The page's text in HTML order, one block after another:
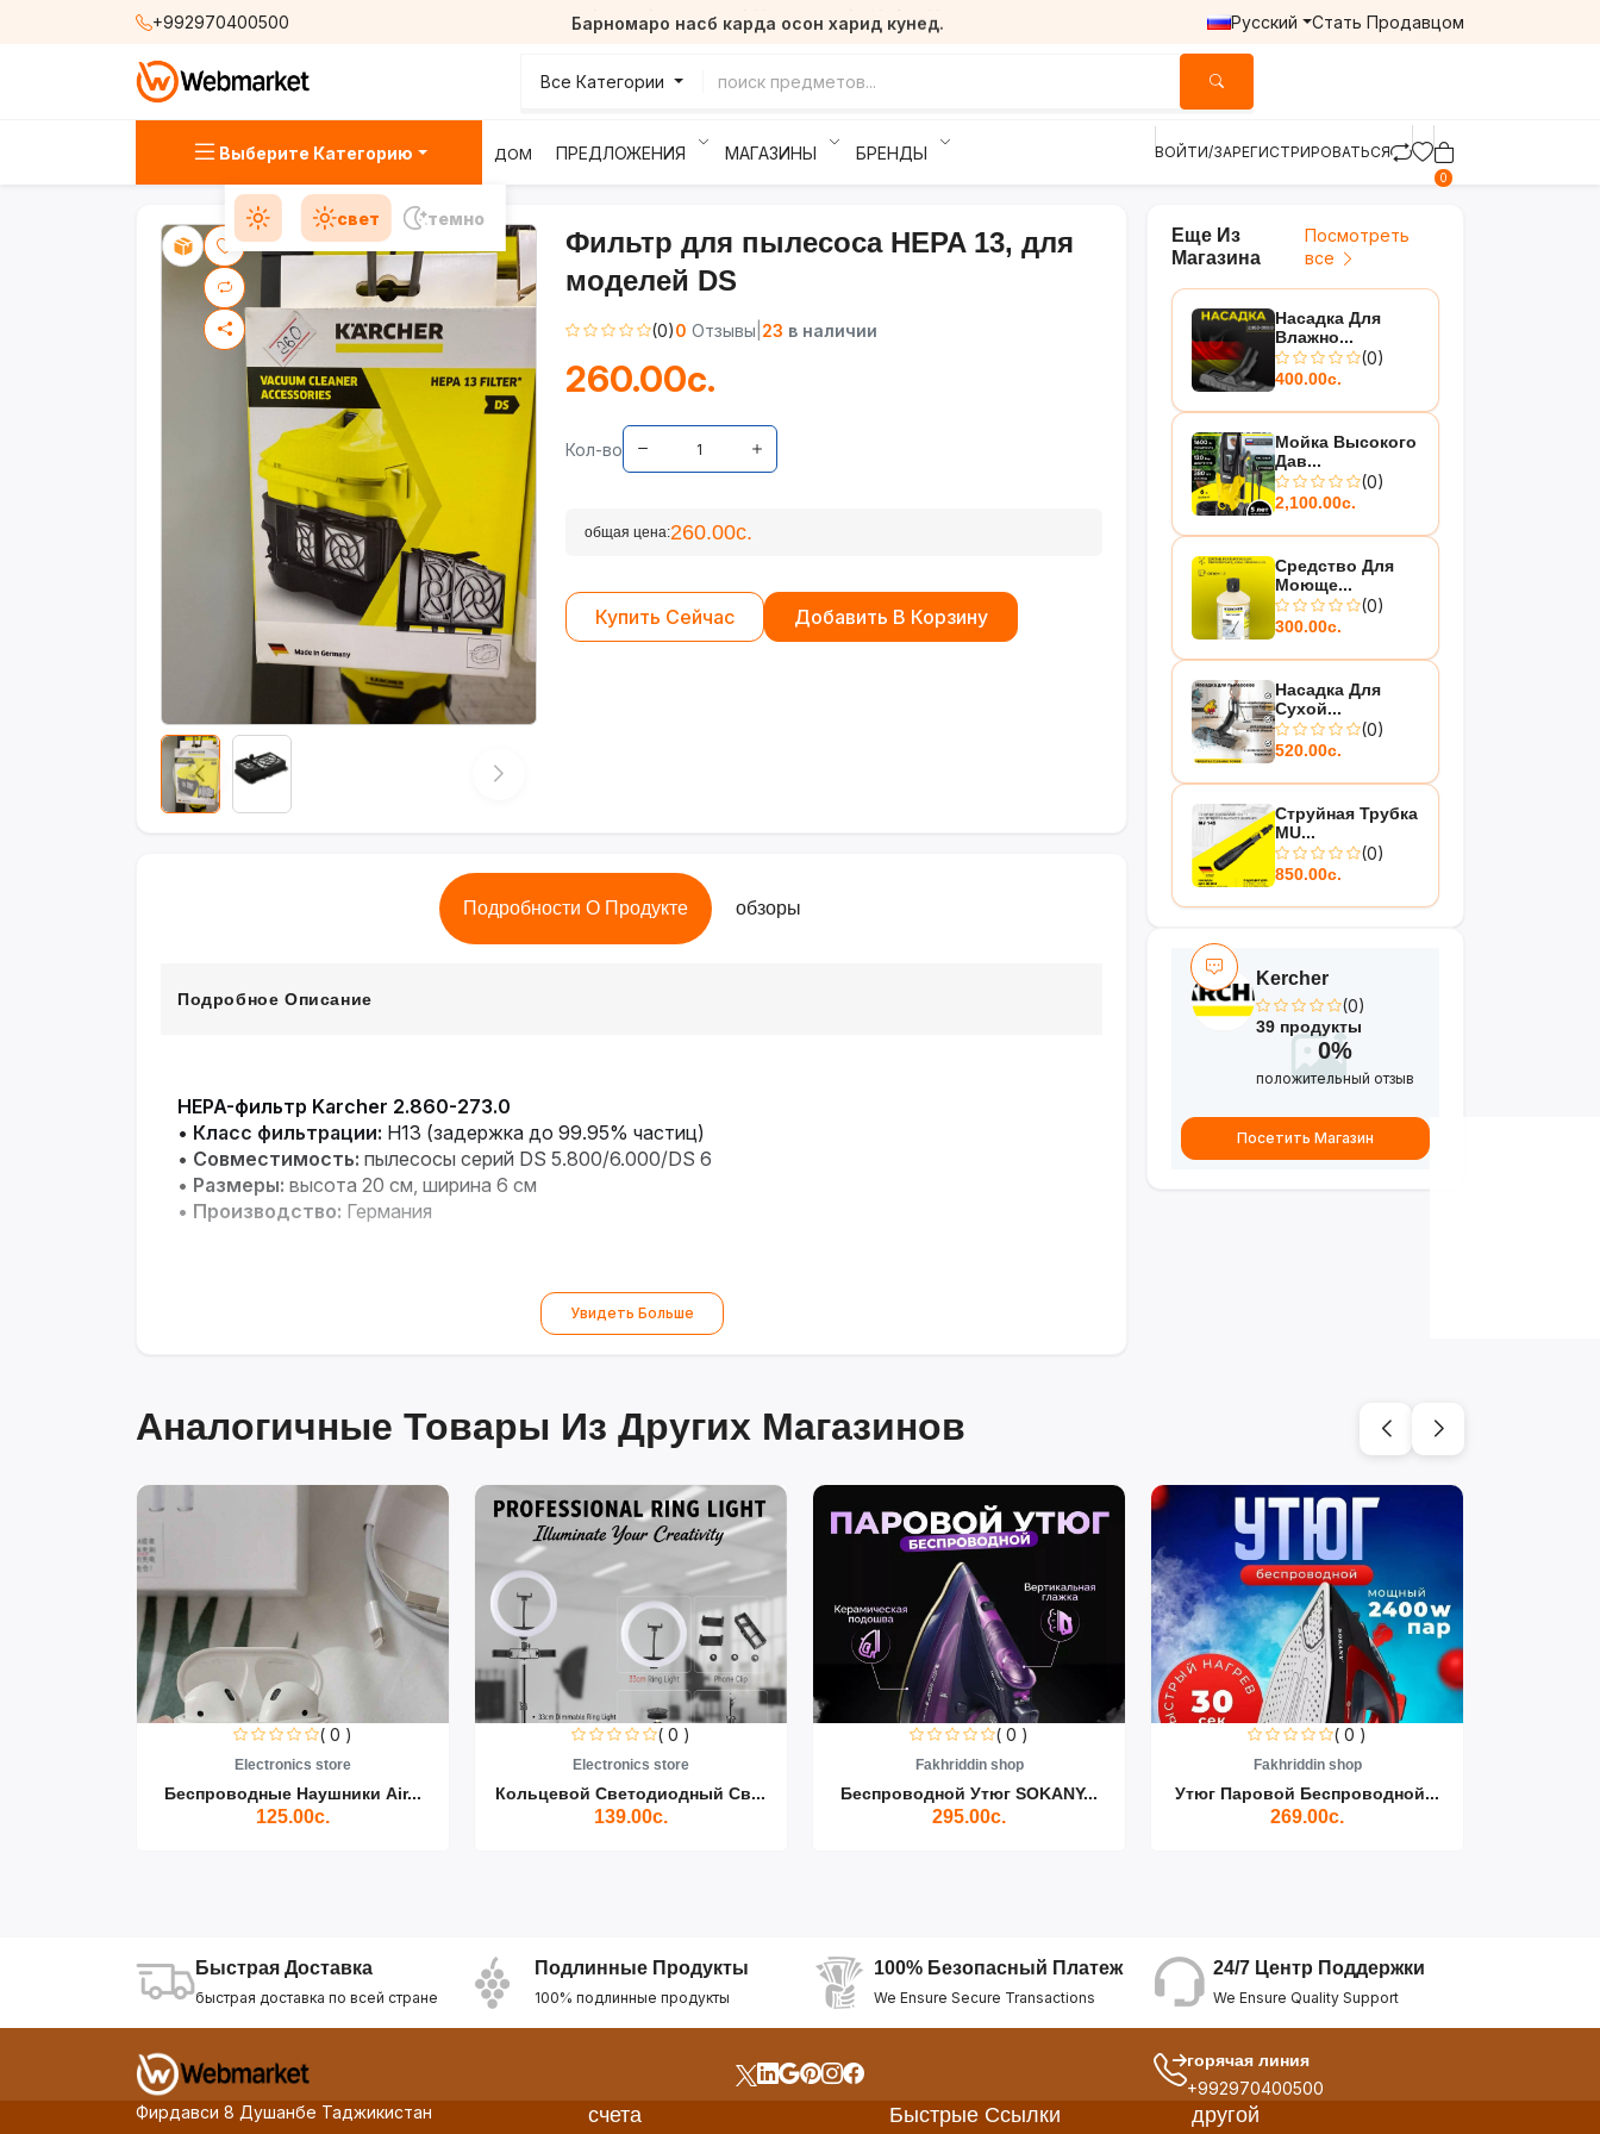
+992970400500 Барномаро насб карда осон харид кунед. Русский Стать Продавцом
Все Категории
Выберите Категорию ДОМ ПРЕДЛОЖЕНИЯ МАГАЗИНЫ БРЕНДЫ ВОЙТИ/ЗАРЕГИСТРИРОВАТЬСЯ
0
свет темно
Фильтр для пылесоса HEPA 13, для
моделей DS
(0)0 Отзывы 23 в наличии
260.00с.
Кол-во
общая цена:260.00с.
Купить Сейчас Добавить В Корзину
Подробности О Продукте обзоры
Подробное Описание
HEPA-фильтр Karcher 2.860-273.0
• Класс фильтрации: H13 (задержка до 99.95% частиц)
• Совместимость: пылесосы серий DS 5.800/6.000/DS 6
• Размеры: высота 20 см, ширина 6 см
• Производство: Германия
Увидеть Больше
Еще Из
Магазина
Посмотреть
все
Насадка Для
Влажно...
(0)
400.00с.
Мойка Высокого
Дав...
(0)
2,100.00с.
Средство Для
Моюще...
(0)
300.00с.
Насадка Для
Сухой...
(0)
520.00с.
Струйная Трубка
MU...
(0)
850.00с.
Kercher
(0)
39 продукты
0%
положительный отзыв
Посетить Магазин
Аналогичные Товары Из Других Магазинов
( 0 )
Electronics store
Беспроводные Наушники Air...
125.00с.
( 0 )
Electronics store
Кольцевой Светодиодный Св...
139.00с.
( 0 )
Fakhriddin shop
Беспроводной Утюг SOKANY...
295.00с.
( 0 )
Fakhriddin shop
Утюг Паровой Беспроводной...
269.00с.
Быстрая Доставка
быстрая доставка по всей стране
Подлинные Продукты
100% подлинные продукты
100% Безопасный Платеж
We Ensure Secure Transactions
24/7 Центр Поддержки
We Ensure Quality Support
горячая линия
+992970400500
Фирдавси 8 Душанбе Таджикистан
счета Быстрые Ссылки другой